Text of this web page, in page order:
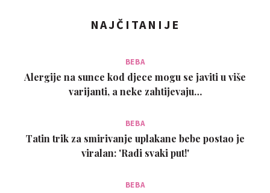
NAJČITANIJE
BEBA
Alergije na sunce kod djece mogu se javiti u više
varijanti, a neke zahtijevaju…
BEBA
Tatin trik za smirivanje uplakane bebe postao je
viralan: 'Radi svaki put!'
BEBA